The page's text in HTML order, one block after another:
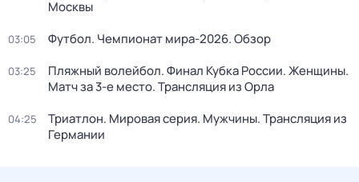
Москвы
03:05 Футбол. Чемпионат мира-2026. Обзор
03:25
Пляжный волейбол. Финал Кубка России. Женщины.
Матч за 3-е место. Трансляция из Орла
04:25
Триатлон. Мировая серия. Мужчины. Трансляция из
Германии